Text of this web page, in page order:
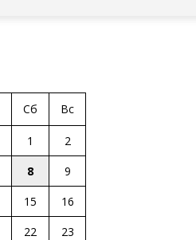
Сб Вс
1
2
8
9
15
16
22
23